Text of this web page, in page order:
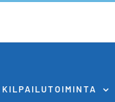
KILPAILUTOIMINTA